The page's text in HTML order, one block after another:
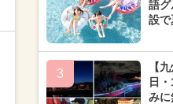
語グ
設で
3
【
日
みに